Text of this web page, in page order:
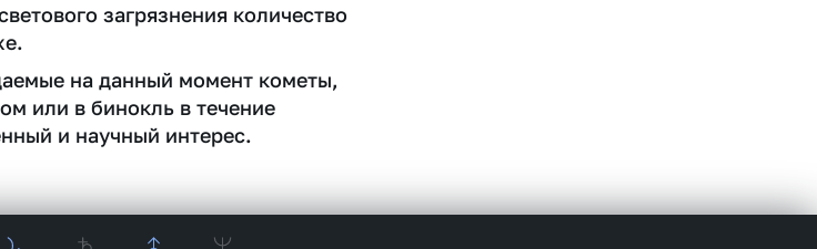
загрязнения количество
на данный момент кометы,
или в бинокль в течение
и научный интерес.